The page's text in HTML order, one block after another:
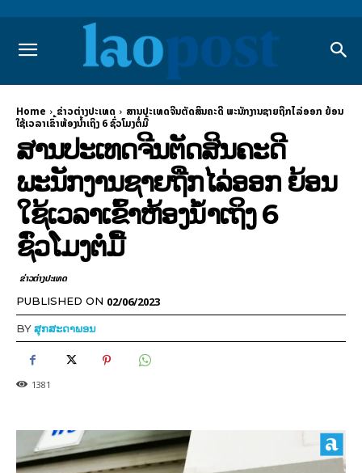
Home ຂ່າວຕ່າງປະເທດ
ສານປະເທດຈີນຕັດສິນຄະດີ ພະນັກງານຊາຍຖືກໄລ່ອອກ ຍ້ອນ
ໃຊ້ເວລາເຂົ້າຫ້ອງນ້ຳເຖິງ 6 ຊົ່ວໂມງຕໍ່ມື້
ສານປະເທດຈີນຕັດສິນຄະດີ
ພະນັກງານຊາຍຖືກໄລ່ອອກ ຍ້ອນ
ໃຊ້ເວລາເຂົ້າຫ້ອງນ້ຳເຖິງ 6
ຊົ່ວໂມງຕໍ່ມື້
ຂ່າວຕ່າງປະເທດ
PUBLISHED ON 02/06/2023
BYສຸກສະດາພອນ
1381